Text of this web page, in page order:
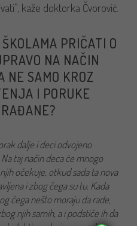
kaže doktorka Čvorović.
PRIČATI O
NA NAČIN
NE SAMO KROZ
I PORUKE
dalje i deci odvojeno
taj način deca će mnogo
očekuje, otkud sada ta nova
i zbog čega su tu. Kada
čega nešto moraju da rade,
njih samih, a i podstiče ih da